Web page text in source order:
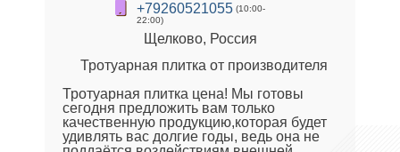
+79260521055 (10:00-
22:00)
Щелково, Россия
Тротуарная плитка от производителя
Тротуарная плитка цена! Мы готовы
сегодня предложить вам только
качественную продукцию,которая будет
удивлять вас долгие годы, ведь она не